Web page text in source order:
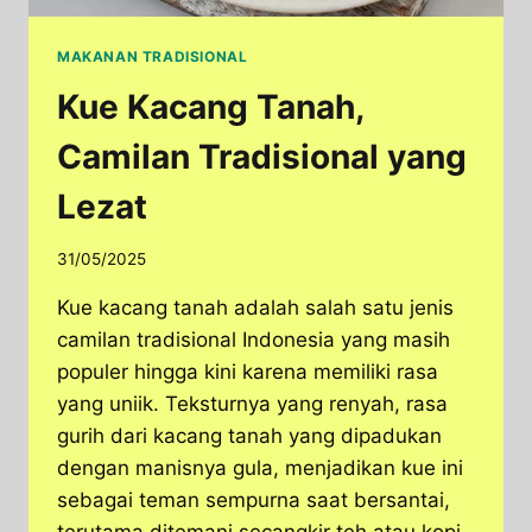
MAKANAN TRADISIONAL
Kue Kacang Tanah,
Camilan Tradisional yang
Lezat
31/05/2025
Kue kacang tanah adalah salah satu jenis
camilan tradisional Indonesia yang masih
populer hingga kini karena memiliki rasa
yang uniik. Teksturnya yang renyah, rasa
gurih dari kacang tanah yang dipadukan
dengan manisnya gula, menjadikan kue ini
sebagai teman sempurna saat bersantai,